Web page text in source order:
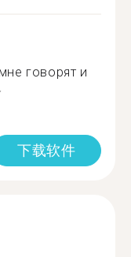
говорят и
下载软件